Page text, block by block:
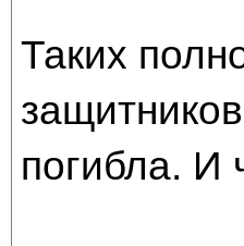
Таких
погибла. И